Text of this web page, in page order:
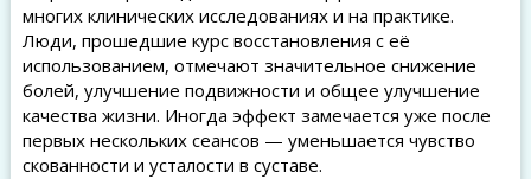
многих клинических исследованиях и на практике.
Люди, прошедшие курс восстановления с её
использованием, отмечают значительное снижение
болей, улучшение подвижности и общее улучшение
качества жизни. Иногда эффект замечается уже после
первых нескольких сеансов — уменьшается чувство
скованности и усталости в суставе.